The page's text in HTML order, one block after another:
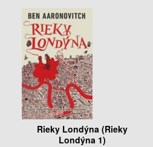
Rieky Londýna (Rieky
Londýna 1)